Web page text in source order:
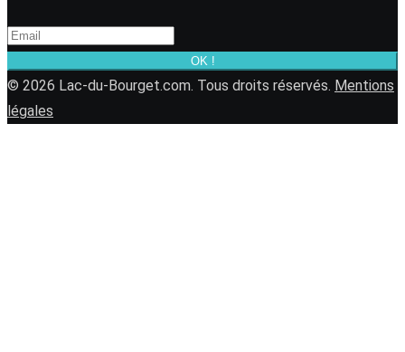
OK !
© 2026 Lac-du-Bourget.com. Tous droits réservés. Mentions
légales